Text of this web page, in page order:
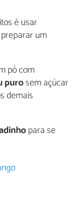
é usar
um
pó com
purosem açúcar
demais
para se